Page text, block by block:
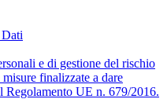
Dati
e di gestione del rischio
finalizzate a dare
Regolamento UE n. 679/2016.